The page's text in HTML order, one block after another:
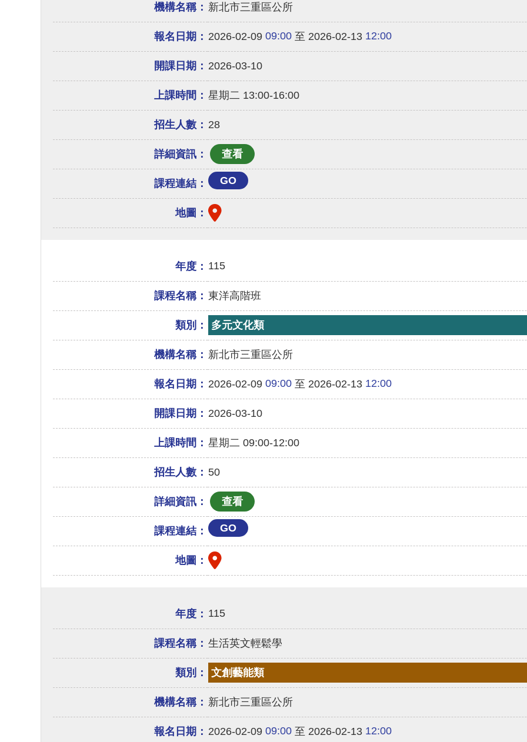
機構名稱： 新北市三重區公所
報名日期： 2026-02-0909:00至 2026-02-1312:00
開課日期： 2026-03-10
上課時間： 星期二 13:00-16:00
招生人數： 28
詳細資訊：
課程連結： GO
地圖：
年度： 115
課程名稱： 東洋高階班
類別： 多元文化類
機構名稱： 新北市三重區公所
報名日期： 2026-02-0909:00至 2026-02-1312:00
開課日期： 2026-03-10
上課時間： 星期二 09:00-12:00
招生人數： 50
詳細資訊：
課程連結： GO
地圖：
年度： 115
課程名稱： 生活英文輕鬆學
類別： 文創藝能類
機構名稱： 新北市三重區公所
報名日期： 2026-02-0909:00至 2026-02-1312:00